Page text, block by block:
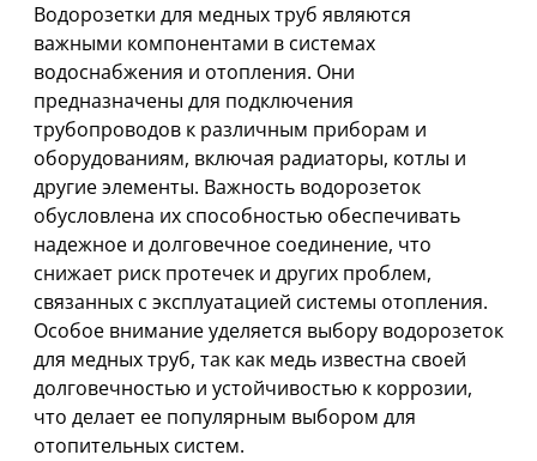
Водорозетки для медных труб являются
важными компонентами в системах
водоснабжения и отопления. Они
предназначены для подключения
трубопроводов к различным приборам и
оборудованиям, включая радиаторы, котлы и
другие элементы. Важность водорозеток
обусловлена их способностью обеспечивать
надежное и долговечное соединение, что
снижает риск протечек и других проблем,
связанных с эксплуатацией системы отопления.
Особое внимание уделяется выбору водорозеток
для медных труб, так как медь известна своей
долговечностью и устойчивостью к коррозии,
что делает ее популярным выбором для
отопительных систем.